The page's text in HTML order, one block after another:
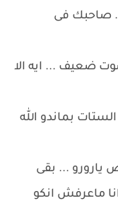
... صاحبك فى
ضعيف ... ايه الا
بماندو الله
يارورو ... بقى
ماعرفش انكو